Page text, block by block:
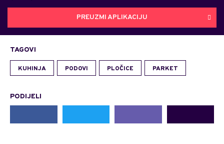
PREUZMI APLIKACIJU
TAGOVI
KUHINJA PODOVI PLOČICE PARKET
PODIJELI